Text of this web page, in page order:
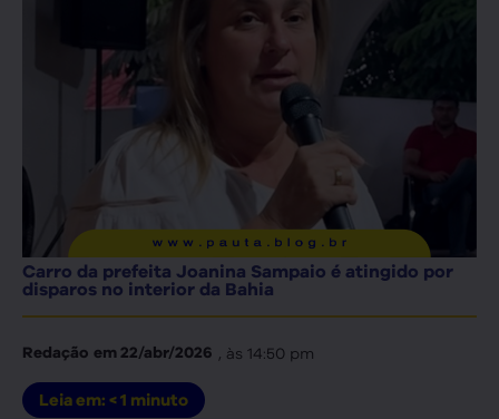
Carro da prefeita Joanina Sampaio é atingido por
disparos no interior da Bahia
Redação em 22/abr/2026 , às 14:50 pm
Leia em: < 1 minuto